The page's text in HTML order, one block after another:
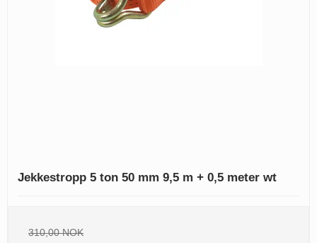
Jekkestropp 5 ton 50 mm 9,5 m + 0,5 meter wt
310,00 NOK